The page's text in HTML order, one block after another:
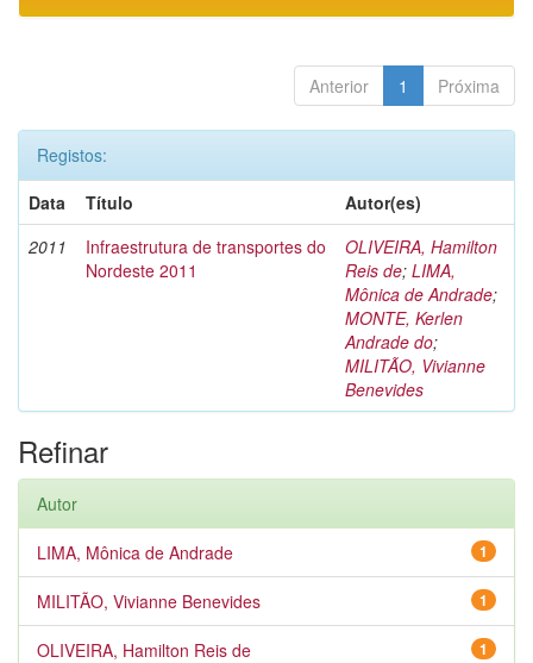
Anterior 1 Próxima
Registos:
Data
Título
Autor(es)
2011
Infraestrutura de transportes do
Nordeste 2011
OLIVEIRA, Hamilton
Reis de; LIMA,
Mônica de Andrade;
MONTE, Kerlen
Andrade do;
MILITÃO, Vivianne
Benevides
Refinar
Autor
1
LIMA, Mônica de Andrade
1
MILITÃO, Vivianne Benevides
1
OLIVEIRA, Hamilton Reis de